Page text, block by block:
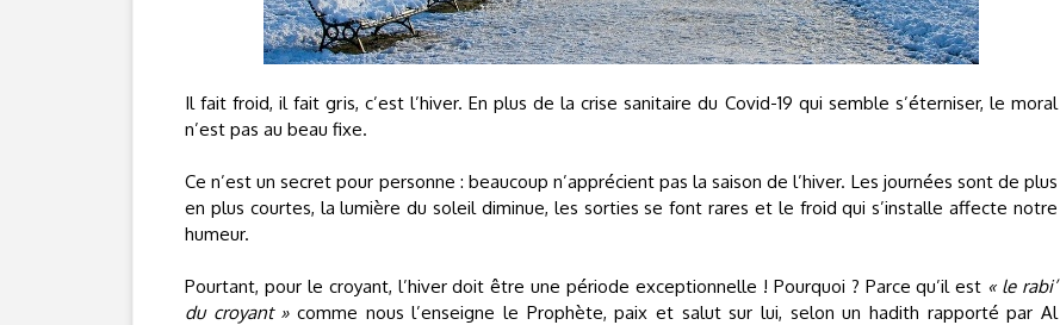
Il fait froid, il fait gris, c’est l’hiver. En plus de la crise sanitaire du Covid-19 qui semble s’éterniser, le moral
n’est pas au beau fixe.
Ce n’est un secret pour personne : beaucoup n’apprécient pas la saison de l’hiver. Les journées sont de plus
en plus courtes, la lumière du soleil diminue, les sorties se font rares et le froid qui s’installe affecte notre
humeur.
Pourtant, pour le croyant, l’hiver doit être une période exceptionnelle ! Pourquoi ? Parce qu’il est « le rabi’
du croyant »comme nous l’enseigne le Prophète, paix et salut sur lui, selon un hadith rapporté par Al